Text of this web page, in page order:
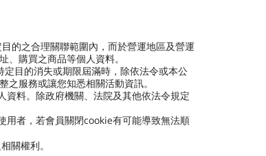
的之合理關聯範圍內，而於營運地區及營運
購買之商品等個人資料。
目的消失或期限屆滿時，除依法令或本公
服務或讓您知悉相關活動資訊。
資料。除政府機關、法院及其他依法令規定
用者，若會員關閉cookie有可能導致無法順
關權利。